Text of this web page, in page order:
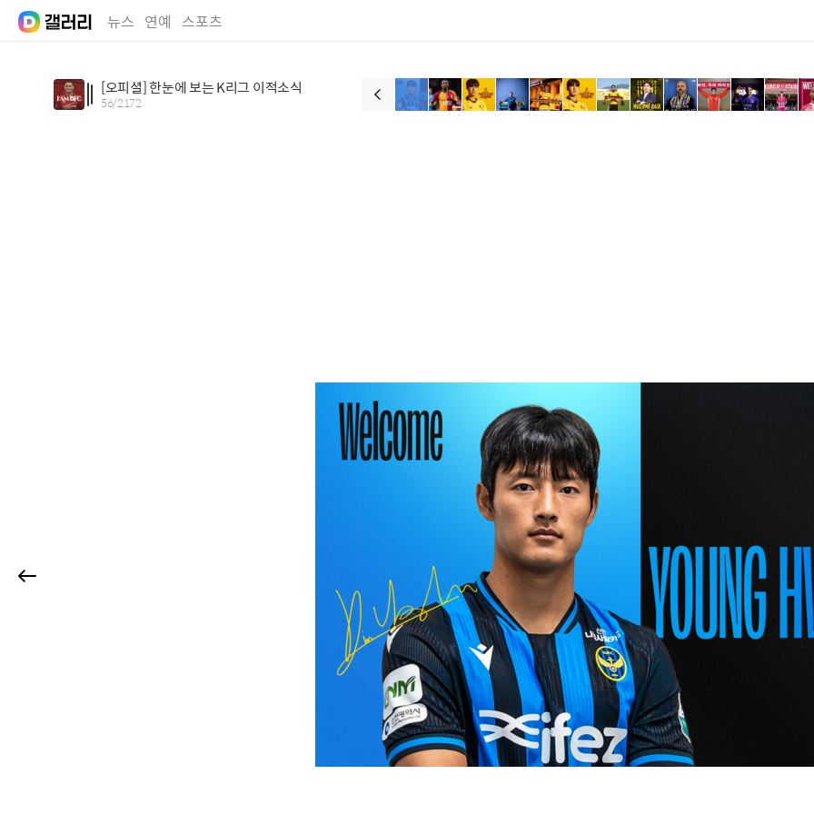
뉴스 연예 스포츠
[오피셜] 한눈에 보는 K리그 이적소식
56/2172